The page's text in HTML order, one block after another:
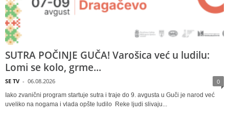
SUTRA POČINJE GUČA! Varošica već u ludilu:
Lomi se kolo, grme...
SE TV - 06.08.2026 0
Iako zvanični program startuje sutra i traje do 9. avgusta u Guči je narod već
uveliko na nogama i vlada opšte ludilo Reke ljudi slivaju...